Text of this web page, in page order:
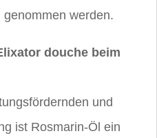
werden.
douche beim
und
ist Rosmarin-Öl ein